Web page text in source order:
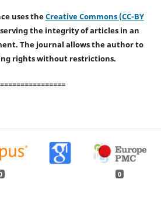
uses theCreative Commons (CC-BY
the integrity of articles in an
The journal allows the author to
rights without restrictions.
0